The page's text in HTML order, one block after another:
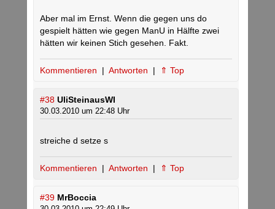
Aber mal im Ernst. Wenn die gegen uns do
gespielt hätten wie gegen ManU in Hälfte zwei
hätten wir keinen Stich gesehen. Fakt.
Kommentieren | Antworten | ⇑ Top
#38 UliSteinausWI
30.03.2010 um 22:48 Uhr
streiche d setze s
Kommentieren | Antworten | ⇑ Top
#39 MrBoccia